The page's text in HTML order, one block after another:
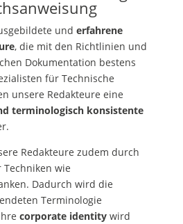
und erfahrene
, die mit den Richtlinien und
Dokumentation bestens
für Technische
unsere Redakteure eine
terminologisch konsistente
Redakteure zudem durch
wie
Dadurch wird die
Terminologie
corporate identity wird